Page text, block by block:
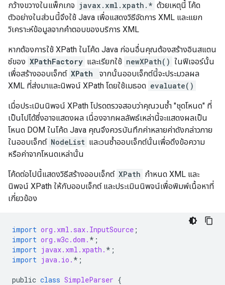
กว้างขวางในแพ็กเกจ javax.xml.xpath.* ด้วยเหตุนี้ โค้ด
ตัวอย่างในส่วนนี้จึงใช้ Java เพื่อแสดงวิธีจัดการ XML และแยก
วิเคราะห์ข้อมูลจากคำตอบของบริการ XML
หากต้องการใช้ XPath ในโค้ด Java ก่อนอื่นคุณต้องสร้างอินสแตน
ซ์ของ XPathFactory และเรียกใช้ newXPath() ในฟีเจอร์นั้น
เพื่อสร้างออบเจ็กต์ XPath
จากนั้นออบเจ็กต์นี้จะประมวลผล
XML ที่ส่งมาและนิพจน์ XPath โดยใช้เมธอด evaluate()
เมื่อประเมินนิพจน์ XPath โปรดตรวจสอบว่าคุณวนซ้ำ "ชุดโหนด" ที่
เป็นไปได้ซึ่งอาจแสดงผล เนื่องจากผลลัพธ์เหล่านี้จะแสดงผลเป็น
โหนด DOM ในโค้ด Java คุณจึงควรบันทึกค่าหลายค่าดังกล่าวภาย
ในออบเจ็กต์ NodeList และวนซ้ำออบเจ็กต์นั้นเพื่อดึงข้อความ
หรือค่าจากโหนดเหล่านั้น
โค้ดต่อไปนี้แสดงวิธีสร้างออบเจ็กต์ XPath กำหนด XML และ
นิพจน์ XPath ให้กับออบเจ็กต์ และประเมินนิพจน์เพื่อพิมพ์เนื้อหาที่
เกี่ยวข้อง
import org.xml.sax.InputSource ;
import org.w3c.dom. * ;
import javax.xml.xpath. * ;
import java.io. * ;
public class SimpleParser {